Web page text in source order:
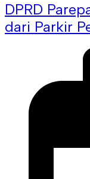
DPRD
dari Parkir